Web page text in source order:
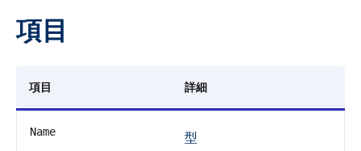
項目
項目 詳細
Name
型